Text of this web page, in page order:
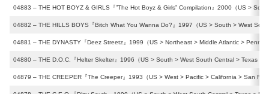
04883 – THE HOT BOYZ & GIRLS『”The Hot Boyz & Girls” Compilation』2000（US >
04882 – THE HILLS BOYS『Bitch What You Wanna Do?』1997（US > South > West
04881 – THE DYNASTY『Deez Streetz』1999（US > Northeast > Middle Atlantic >
04880 – THE D.O.C.『Helter Skelter』1996（US > South > West South Central > Texas >
04879 – THE CREEPER『The Creeper』1993（US > West > Pacific > California > San